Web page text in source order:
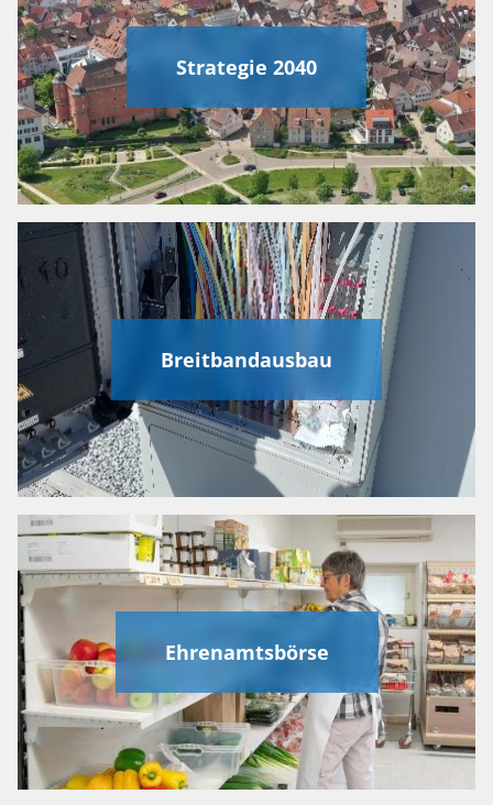
Strategie 2040
Breitbandausbau
Ehrenamtsbörse